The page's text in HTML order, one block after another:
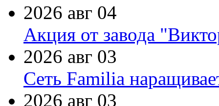
2026 авг 04
Акция от завода
2026 авг 03
Сеть Familia
2026 авг 03